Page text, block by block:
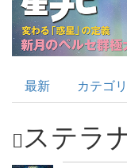
Topics
最新 カテゴ
ステラ